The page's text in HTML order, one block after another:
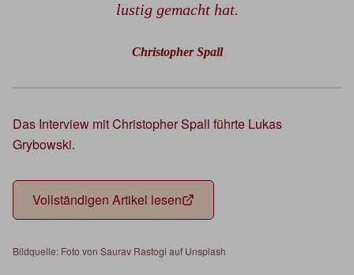
lustig gemacht hat.
Christopher Spall
Das Interview mit Christopher Spall führte Lukas
Grybowski.
Vollständigen Artikel lesen
Bildquelle: Foto von Saurav Rastogi auf Unsplash